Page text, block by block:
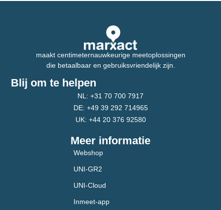
maakt centimeternauwkeurige meetoplossingen
die betaalbaar en gebruiksvriendelijk zijn.
Blij om te helpen
NL: +31 70 700 7917
DE: +49 39 292 714965
UK: +44 20 376 92580
Meer informatie
Webshop
UNI-GR2
UNI-Cloud
Inmeet-app